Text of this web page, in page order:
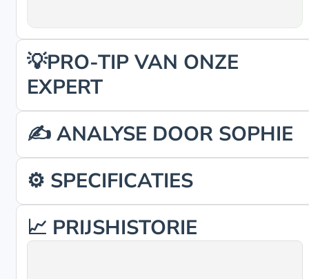
💡PRO-TIP VAN ONZE
EXPERT
✍️ ANALYSE DOOR SOPHIE
⚙️ SPECIFICATIES
📈 PRIJSHISTORIE